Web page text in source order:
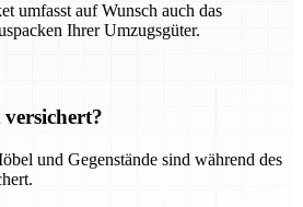
umfasst auf Wunsch auch das
Ihrer Umzugsgüter.
und Gegenstände sind während des